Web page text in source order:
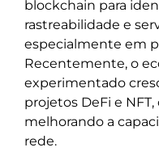
blockchain para
rastreabilidade e
especialmente em
Recentemente, o
experimentado
projetos DeFi e
melhorando a
rede.